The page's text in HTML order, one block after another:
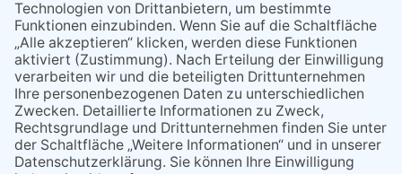
11.03.2026
"Plakatverbot für überregionale
Demos"
04.02.2026
Gelbe Tonne – Ein kleiner Blick
über den Tellerand
04.02.2026
Plastikersparnis durch Nutzung